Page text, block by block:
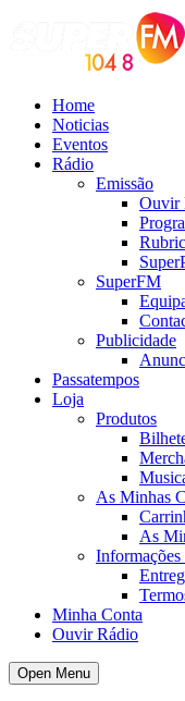
Home
Noticias
Eventos
Rádio
Emissão
Ouvir
SuperFM
Publicidade
Passatempos
Loja
Produtos
As Minhas
As
Informações
Minha Conta
Ouvir Rádio
Open Menu